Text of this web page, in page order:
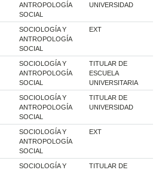
ANTROPOLOGÍA
SOCIAL
UNIVERSIDAD
SOCIOLOGÍA Y
ANTROPOLOGÍA
SOCIAL
EXT
SOCIOLOGÍA Y
ANTROPOLOGÍA
SOCIAL
TITULAR DE
ESCUELA
UNIVERSITARIA
SOCIOLOGÍA Y
ANTROPOLOGÍA
SOCIAL
TITULAR DE
UNIVERSIDAD
SOCIOLOGÍA Y
ANTROPOLOGÍA
SOCIAL
EXT
SOCIOLOGÍA Y
TITULAR DE